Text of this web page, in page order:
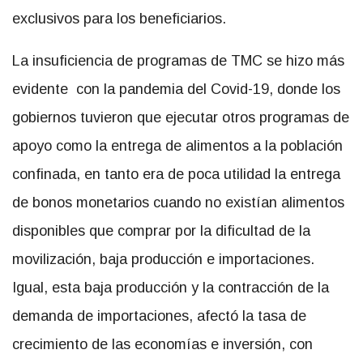
exclusivos para los beneficiarios.
La insuficiencia de programas de TMC se hizo más
evidente con la pandemia del Covid-19, donde los
gobiernos tuvieron que ejecutar otros programas de
apoyo como la entrega de alimentos a la población
confinada, en tanto era de poca utilidad la entrega
de bonos monetarios cuando no existían alimentos
disponibles que comprar por la dificultad de la
movilización, baja producción e importaciones.
Igual, esta baja producción y la contracción de la
demanda de importaciones, afectó la tasa de
crecimiento de las economías e inversión, con